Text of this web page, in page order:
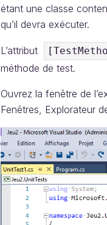
étant une classe
qu’il devra exécuter.
L’attribut
méthode de test.
Ouvrez la fenêtre de
Fenêtres, Explorateur